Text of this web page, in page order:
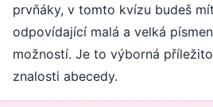
prvňáky, v tomto kvízu budeš
odpovídající malá a velká
možností. Je to výborná
znalosti abecedy.